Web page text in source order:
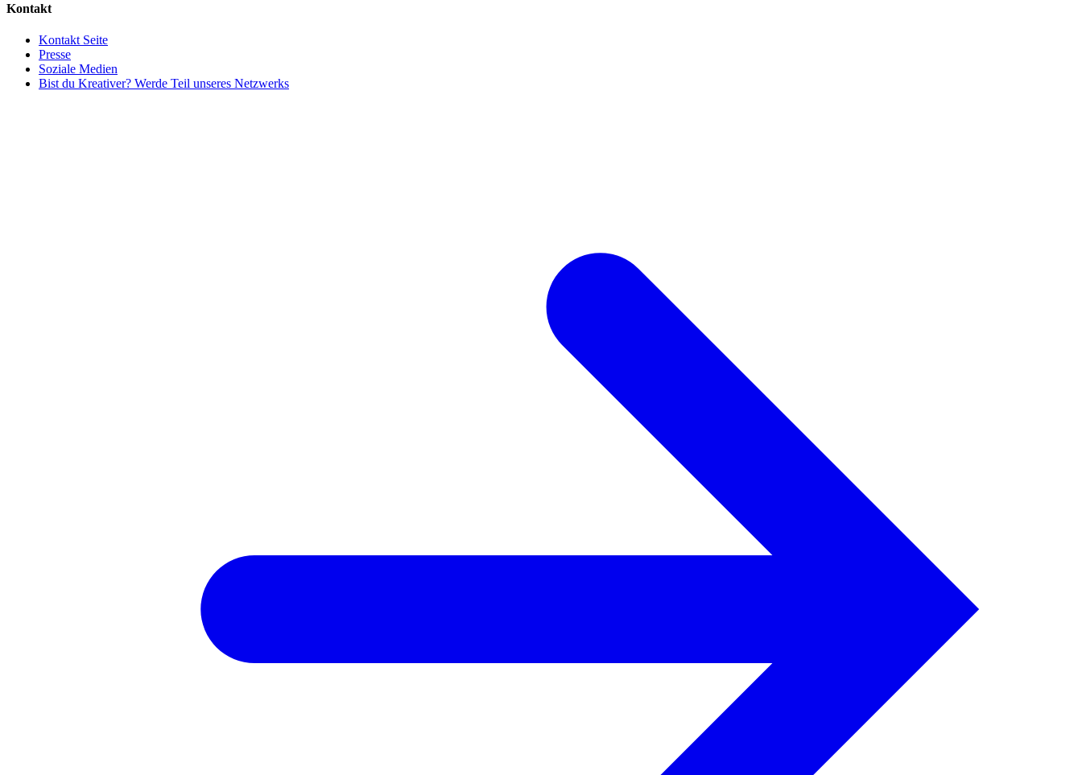
Kontakt
Kontakt Seite
Presse
Soziale Medien
Bist du Kreativer? Werde Teil unseres Netzwerks